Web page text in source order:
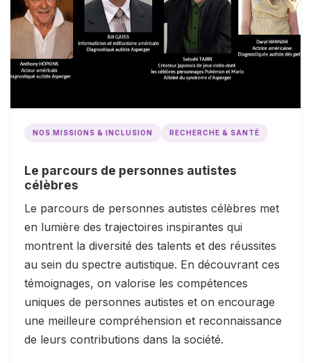
NOS MISSIONS & INCLUSION RECHERCHE & SANTÉ
Le parcours de personnes autistes
célèbres
Le parcours de personnes autistes célèbres met
en lumière des trajectoires inspirantes qui
montrent la diversité des talents et des réussites
au sein du spectre autistique. En découvrant ces
témoignages, on valorise les compétences
uniques de personnes autistes et on encourage
une meilleure compréhension et reconnaissance
de leurs contributions dans la société.